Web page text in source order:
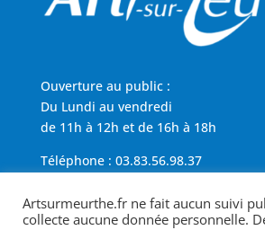
Ouverture au public :
Du Lundi au vendredi
de 11h à 12h et de 16h à 18h
Téléphone : 03.83.56.98.37
Région Grand Est
Artsurmeurthe.fr ne fait aucun suivi
collecte aucune donnée personnelle.